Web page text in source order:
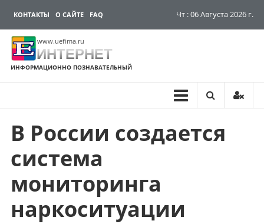
КОНТАКТЫ О САЙТЕ FAQ Чт : 06 Августа 2026 г.
www.uefima.ru
ИНТЕРНЕТ
ИНФОРМАЦИОННО ПОЗНАВАТЕЛЬНЫЙ
Перейти
содержимому
В России создается
система
мониторинга
наркоситуации